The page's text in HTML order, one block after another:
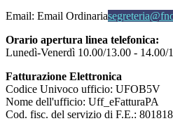
Email: Email Ordinaria
Orario apertura linea telefonica:
Lunedì-Venerdì 10.00/13.00 - 14.00/
Fatturazione Elettronica
Codice Univoco ufficio: UFOB5V
Nome dell'ufficio: Uff_eFatturaPA
Cod. fisc. del servizio di F.E.: